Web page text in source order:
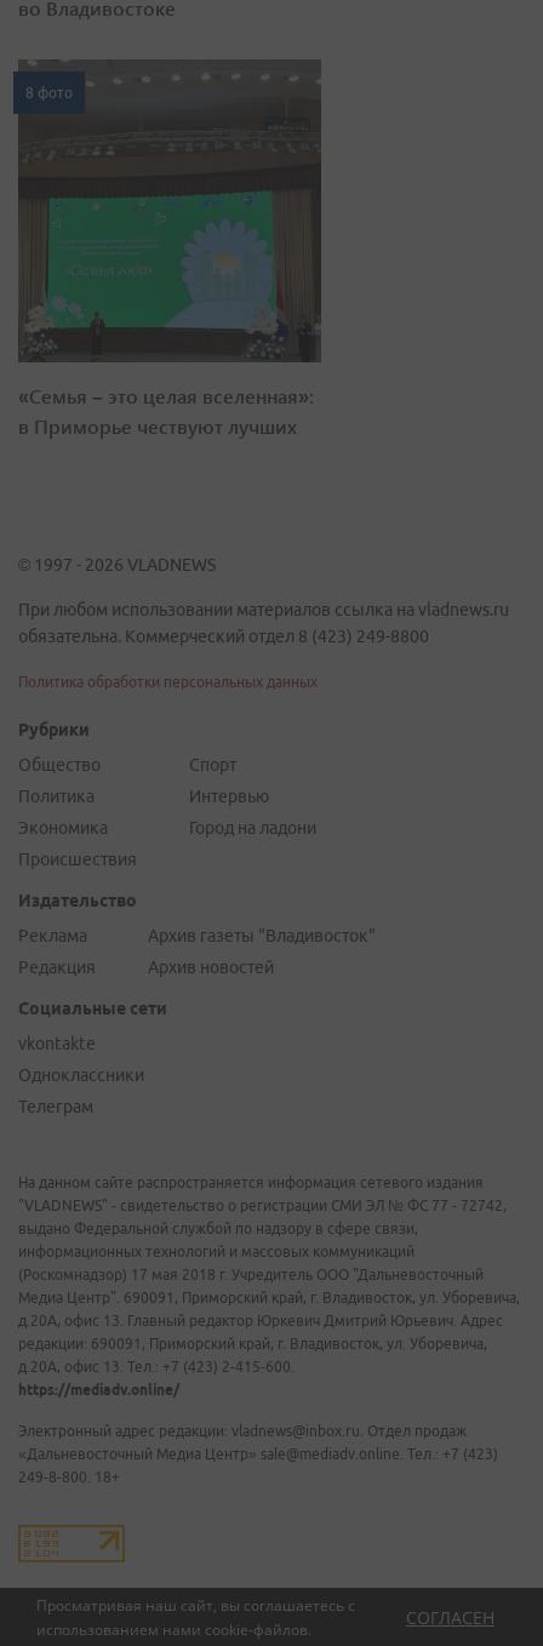
Просматривая наш сайт, вы соглашаетесь с
использованием нами cookie-файлов.
СОГЛАСЕН
во Владивостоке
8 фото
«Семья – это целая вселенная»:
в Приморье чествуют лучших
© 1997 - 2026 VLADNEWS
При любом использовании материалов ссылка на vladnews.ru
обязательна. Коммерческий отдел 8 (423) 249-8800
Политика обработки персональных данных
Рубрики
Общество
Политика
Экономика
Происшествия
Спорт
Интервью
Город на ладони
Издательство
Реклама
Редакция
Архив газеты "Владивосток"
Архив новостей
Социальные сети
vkontakte
Одноклассники
Телеграм
На данном сайте распространяется информация сетевого издания
"VLADNEWS" - свидетельство о регистрации СМИ ЭЛ № ФС 77 - 72742,
выдано Федеральной службой по надзору в сфере связи,
информационных технологий и массовых коммуникаций
(Роскомнадзор) 17 мая 2018 г. Учредитель ООО "Дальневосточный
Медиа Центр". 690091, Приморский край, г. Владивосток, ул. Уборевича,
д.20А, офис 13. Главный редактор Юркевич Дмитрий Юрьевич. Адрес
редакции: 690091, Приморский край, г. Владивосток, ул. Уборевича,
д.20А, офис 13. Тел.: +7 (423) 2-415-600.
https://mediadv.online/
Электронный адрес редакции: vladnews@inbox.ru. Отдел продаж
«Дальневосточный Медиа Центр» sale@mediadv.online. Тел.: +7 (423)
249-8-800. 18+